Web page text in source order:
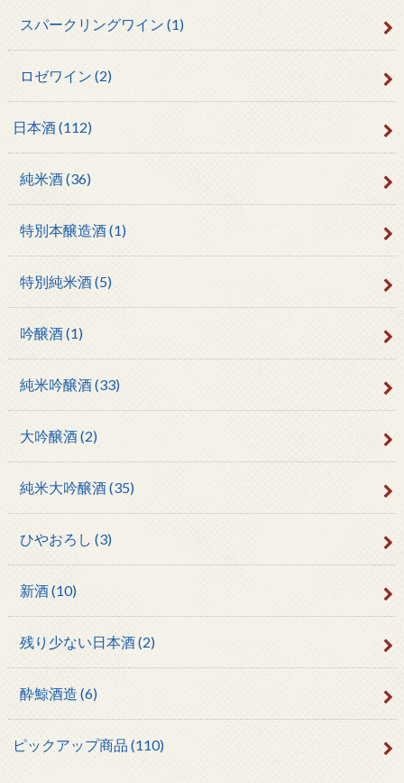
スパークリングワイン (1)
ロゼワイン (2)
日本酒(112)
純米酒(36)
特別本醸造酒(1)
特別純米酒(5)
吟醸酒(1)
純米吟醸酒(33)
大吟醸酒(2)
純米大吟醸酒(35)
ひやおろし (3)
新酒(10)
残り少ない日本酒(2)
酔鯨酒造 (6)
ピックアップ商品 (110)